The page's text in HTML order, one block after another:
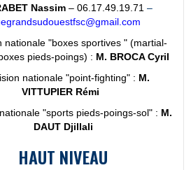
Nassim – 06.17.49.19.71 –
nationale "boxes sportives " (martial-
pieds-poings) : M. BROCA Cyril
nationale "point-fighting" : M.
VITTUPIER Rémi
"sports pieds-poings-sol" : M.
DAUT Djillali
HAUT NIVEAU